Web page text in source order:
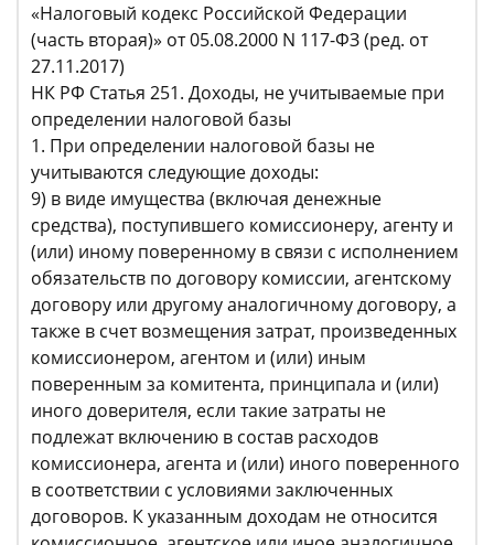
«Налоговый кодекс Российской Федерации
(часть вторая)» от 05.08.2000 N 117-ФЗ (ред. от
27.11.2017)
НК РФ Статья 251. Доходы, не учитываемые при
определении налоговой базы
1. При определении налоговой базы не
учитываются следующие доходы:
9) в виде имущества (включая денежные
средства), поступившего комиссионеру, агенту и
(или) иному поверенному в связи с исполнением
обязательств по договору комиссии, агентскому
договору или другому аналогичному договору, а
также в счет возмещения затрат, произведенных
комиссионером, агентом и (или) иным
поверенным за комитента, принципала и (или)
иного доверителя, если такие затраты не
подлежат включению в состав расходов
комиссионера, агента и (или) иного поверенного
в соответствии с условиями заключенных
договоров. К указанным доходам не относится